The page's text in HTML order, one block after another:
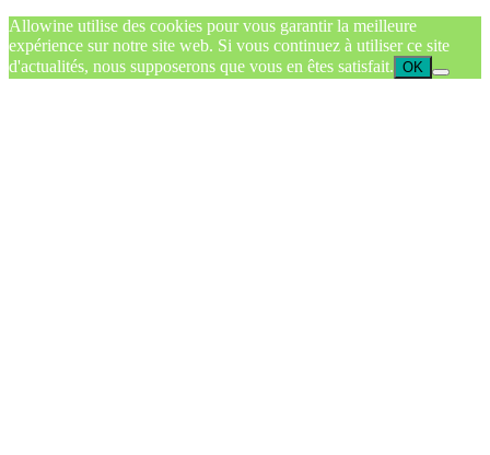
Allowine utilise des cookies pour vous garantir la meilleure
expérience sur notre site web. Si vous continuez à utiliser ce site
d'actualités, nous supposerons que vous en êtes satisfait. OK